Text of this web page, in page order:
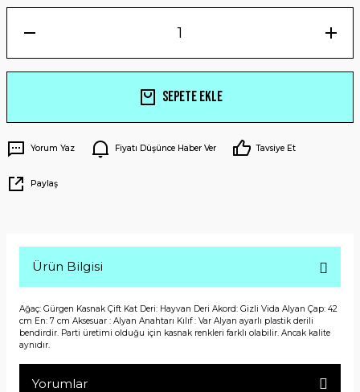
Sepete Ekle
Yorum Yaz Fiyatı Düşünce Haber Ver Tavsiye Et
Paylaş
Ürün Bilgisi
Ağaç: Gürgen Kasnak Çift Kat Deri: Hayvan Deri Akord: Gizli Vida Alyan Çap: 42
cm En: 7 cm Aksesuar : Alyan Anahtarı Kılıf : Var Alyan ayarlı plastik derili
bendirdir. Parti üretimi olduğu için kasnak renkleri farklı olabilir. Ancak kalite
aynıdır.
Yorumlar